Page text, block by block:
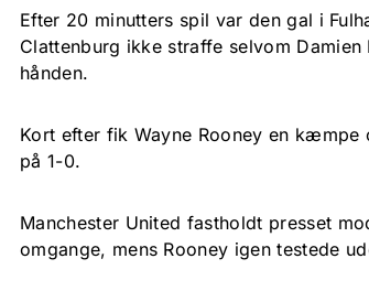
Efter 20 minutters spil var den gal i
Clattenburg ikke straffe selvom
hånden.
Kort efter fik Wayne Rooney en
på 1-0.
Manchester United fastholdt presset
omgange, mens Rooney igen testede